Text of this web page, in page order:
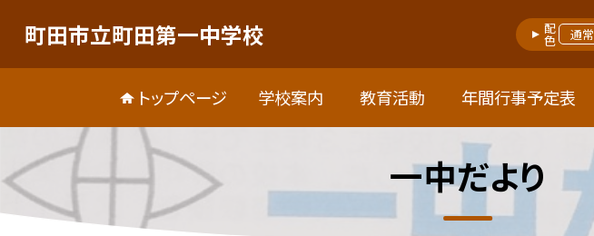
町田市立町田第一中学校 配色 通常
トップページ 学校案内 教育活動 年間行事予定表
一中だより